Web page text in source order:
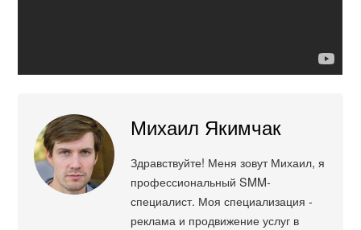
Михаил Якимчак
Здравствуйте! Меня зовут Михаил, я
профессиональный SMM-
специалист. Моя специализация -
реклама и продвижение услуг в